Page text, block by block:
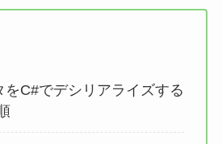
をC#でデシリアライズする